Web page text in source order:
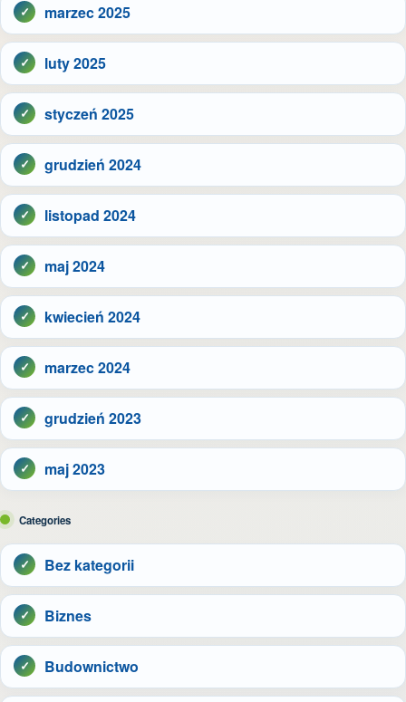
marzec 2025
luty 2025
styczeń 2025
grudzień 2024
listopad 2024
maj 2024
kwiecień 2024
marzec 2024
grudzień 2023
maj 2023
Categories
Bez kategorii
Biznes
Budownictwo